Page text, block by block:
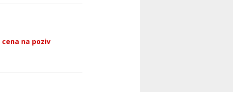
cena na poziv